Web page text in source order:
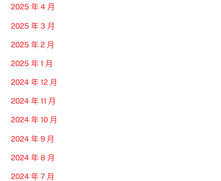
2025 年 4 月
2025 年 3 月
2025 年 2 月
2025 年 1 月
2024 年 12 月
2024 年 11 月
2024 年 10 月
2024 年 9 月
2024 年 8 月
2024 年 7 月